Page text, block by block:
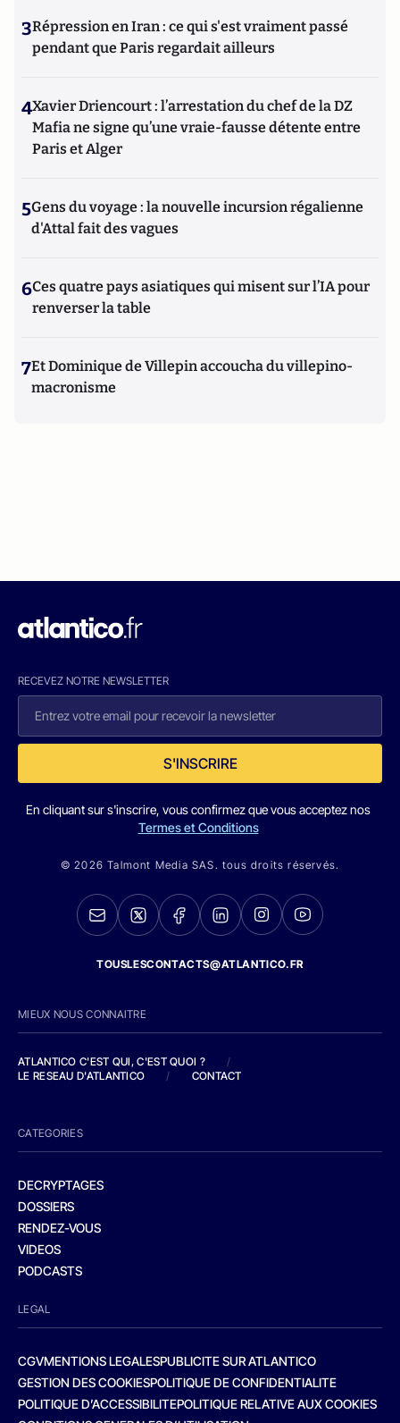
3Répression en Iran : ce qui s'est vraiment passé
pendant que Paris regardait ailleurs
4Xavier Driencourt : l’arrestation du chef de la DZ
Mafia ne signe qu’une vraie-fausse détente entre
Paris et Alger
5Gens du voyage : la nouvelle incursion régalienne
d'Attal fait des vagues
6Ces quatre pays asiatiques qui misent sur l’IA pour
renverser la table
7Et Dominique de Villepin accoucha du villepino-
macronisme
RECEVEZ NOTRE NEWSLETTER
S'INSCRIRE
En cliquant sur s'inscrire, vous confirmez que vous acceptez nos
Termes et Conditions
© 2026 Talmont Media SAS. tous droits réservés.
TOUSLESCONTACTS@ATLANTICO.FR
MIEUX NOUS CONNAITRE
ATLANTICO C'EST QUI, C'EST QUOI ?
/
LE RESEAU D'ATLANTICO
/ CONTACT
CATEGORIES
DECRYPTAGES
DOSSIERS
RENDEZ-VOUS
VIDEOS
PODCASTS
LEGAL
CGVMENTIONS LEGALESPUBLICITE SUR ATLANTICO
GESTION DES COOKIESPOLITIQUE DE CONFIDENTIALITE
POLITIQUE D’ACCESSIBILITEPOLITIQUE RELATIVE AUX COOKIES